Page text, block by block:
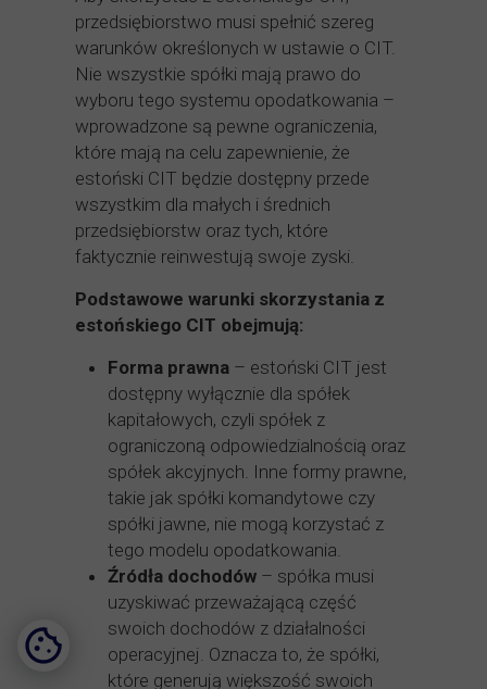
przedsiębiorstwo musi spełnić szereg
warunków określonych w ustawie o CIT.
Nie wszystkie spółki mają prawo do
wyboru tego systemu opodatkowania –
wprowadzone są pewne ograniczenia,
które mają na celu zapewnienie, że
estoński CIT będzie dostępny przede
wszystkim dla małych i średnich
przedsiębiorstw oraz tych, które
faktycznie reinwestują swoje zyski.
Podstawowe warunki skorzystania z
estońskiego CIT obejmują:
Forma prawna – estoński CIT jest
dostępny wyłącznie dla spółek
kapitałowych, czyli spółek z
ograniczoną odpowiedzialnością oraz
spółek akcyjnych. Inne formy prawne,
takie jak spółki komandytowe czy
spółki jawne, nie mogą korzystać z
tego modelu opodatkowania.
Źródła dochodów – spółka musi
uzyskiwać przeważającą część
swoich dochodów z działalności
operacyjnej. Oznacza to, że spółki,
które generują większość swoich